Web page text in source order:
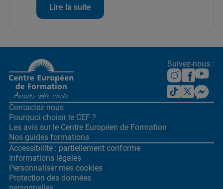
Lire la suite
Suivez-nous :
Contactez nous
Pourquoi choisir le CEF ?
Les avis sur le Centre Européen de Formation
Nos guides formations
Accessibilité : partiellement conforme
Informations légales
Personnaliser mes cookies
Protection des données